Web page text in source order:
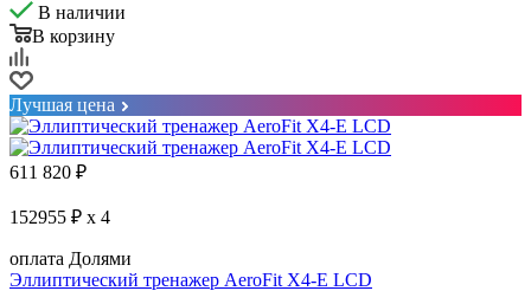
В наличии
В корзину
Лучшая цена
611 820 ₽
152955 ₽ x 4
оплата Долями
Эллиптический тренажер AeroFit X4-E LCD